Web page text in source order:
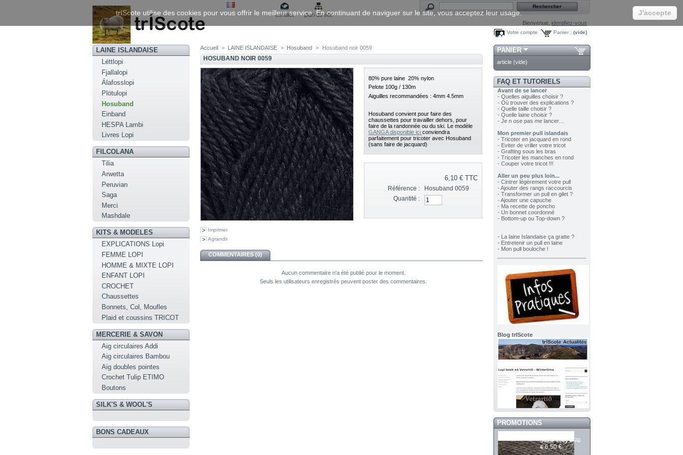
contact
plan du site
Bienvenue, identifiez-vous
Panier : (vide)
Votre compte
LAINE ISLANDAISE
Léttlopi
Fjallalopi
Álafosslopi
Plötulopi
Hosuband
Einband
HESPA Lambi
Livres Lopi
FILCOLANA
Tilia
Arwetta
Peruvian
Saga
Merci
Mashdale
KITS & MODELES
EXPLICATIONS Lopi
FEMME LOPI
HOMME & MIXTE LOPI
ENFANT LOPI
CROCHET
Chaussettes
Bonnets, Col, Moufles
Plaid et coussins TRICOT
MERCERIE & SAVON
Aig circulaires Addi
Aig circulaires Bambou
Aig doubles pointes
Crochet Tulip ETIMO
Boutons
SILK'S & WOOL'S
BONS CADEAUX
Accueil > LAINE ISLANDAISE > Hosuband > Hosuband noir 0059
HOSUBAND NOIR 0059
Imprimer
Agrandir
80% pure laine 20% nylon
Pelote 100g / 130m
Aiguilles recommandées : 4mm 4.5mm
Hosuband convient pour faire des
chaussettes pour travailler dehors, pour
faire de la randonnée ou du ski. Le modèle
GANGA disponible ici conviendra
parfaitement pour tricoter avec Hosuband
(sans faire de jacquard)
6,10 €TTC
Référence :
Hosuband 0059
Quantité :
COMMENTAIRES (0)
Aucun commentaire n'a été publié pour le moment.
Seuls les utilisateurs enregistrés peuvent poster des commentaires.
PANIER
article (vide)
FAQ ET TUTORIELS
Avant de se lancer
- Quelles aiguilles choisir ?
- Où trouver des explications ?
- Quelle taille choisir ?
- Quelle laine choisir ?
- Je n ose pas me lancer…
Mon premier pull islandais
- Tricoter en jacquard en rond
- Eviter de vriller votre tricot
- Grafting sous les bras
- Tricoter les manches en rond
- Couper votre tricot !!!
Aller un peu plus loin...
- Cintrer légèrement votre pull
- Ajouter des rangs raccourcis
- Transformer un pull en gilet ?
- Ajouter une capuche
- Ma recette de poncho
- Un bonnet coordonné
- Bottom-up ou Top-down ?
- La laine Islandaise ça gratte ?
- Entretenir un pull en laine
- Mon pull bouloche !
Blog trIScote
PROMOTIONS
Stone Grey 6,70
€ 6,50 €
trIScote utilise des cookies pour vous offrir le meilleur service. En continuant de naviguer sur le site, vous acceptez leur usage. J'accepte